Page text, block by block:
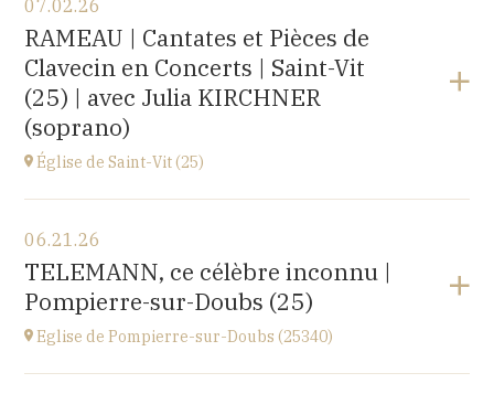
Eglise de Faucogney-et-la-Mer
(70310)
at17H00
07.02.26
RAMEAU | Cantates et Pièces de
Clavecin en Concerts | Saint-Vit
(25) | avec Julia KIRCHNER
(soprano)
Église de Saint-Vit (25)
1 place de la Mairie,
25410 SAINT-VIT
at18H00
Go to site
06.21.26
TELEMANN, ce célèbre inconnu |
Pompierre-sur-Doubs (25)
Eglise de Pompierre-sur-Doubs (25340)